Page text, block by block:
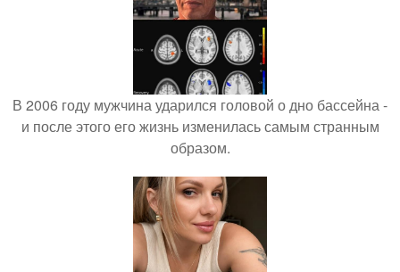
В 2006 году мужчина ударился головой о дно бассейна -
и после этого его жизнь изменилась самым странным
образом.